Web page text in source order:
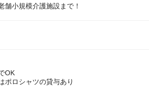
舗小規模介護施設まで！
OK
ロシャツの貸与あり